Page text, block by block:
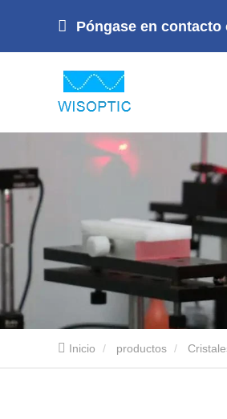
Póngase en
Inicio productos